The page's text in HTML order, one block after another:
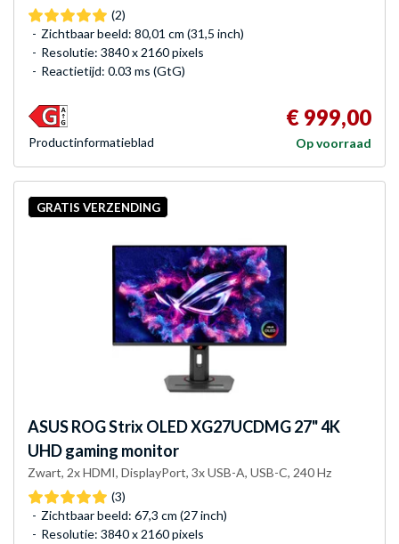
(2)
Zichtbaar beeld: 80,01 cm (31,5 inch)
Resolutie: 3840 x 2160 pixels
Reactietijd: 0.03 ms (GtG)
€ 999,00
Op voorraad
Product­informatieblad
GRATIS VERZENDING
ASUSROG Strix OLED XG27UCDMG 27" 4K
UHD gaming monitor
Zwart, 2x HDMI, DisplayPort, 3x USB-A, USB-C, 240 Hz
(3)
Zichtbaar beeld: 67,3 cm (27 inch)
Resolutie: 3840 x 2160 pixels